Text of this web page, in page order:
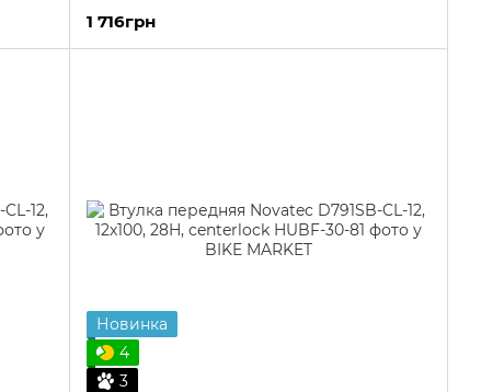
1 716грн
Новинка
4
3